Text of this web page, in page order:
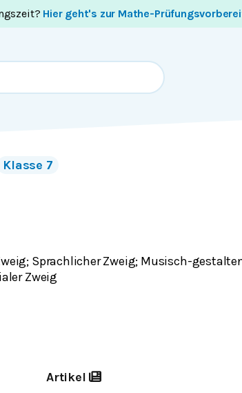
Hier geht's zur Mathe-
Klasse 7
Sprachlicher Zweig; Musisch-
Zweig
Artikel